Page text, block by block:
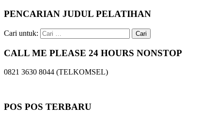
PENCARIAN JUDUL PELATIHAN
Cari untuk:
CALL ME PLEASE 24 HOURS NONSTOP
0821 3630 8044 (TELKOMSEL)
POS POS TERBARU